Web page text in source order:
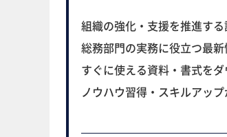
組織の強化・支援を推進す
総務部門の実務に役立つ最
すぐに使える資料・書式を
ノウハウ習得・スキルアッ